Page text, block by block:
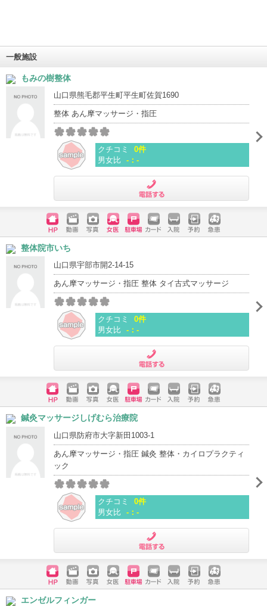
一般施設
もみの樹整体
山口県熊毛郡平生町平生町佐賀1690
整体 あん摩マッサージ・指圧
クチコミ
0件
男女比 -：-
ホームペ
ージ
動画 写真 女医 駐車場
クレジッ
入院 予約 急患
整体院市いち
山口県宇部市開2-14-15
あん摩マッサージ・指圧 整体 タイ古式マッサージ
クチコミ
0件
男女比 -：-
ホームペ
ージ
動画 写真 女医 駐車場
クレジッ
入院 予約 急患
鍼灸マッサージしげむら治療院
山口県防府市大字新田1003-1
あん摩マッサージ・指圧 鍼灸 整体・カイロプラクティ
ック
クチコミ
0件
男女比 -：-
ホームペ
ージ
動画 写真 女医 駐車場
クレジッ
入院 予約 急患
エンゼルフィンガー